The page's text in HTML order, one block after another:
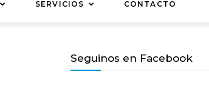
SERVICIOS CONTACTO
Seguinos en Facebook